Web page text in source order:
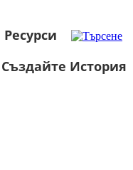
Ресурси
Създайте История